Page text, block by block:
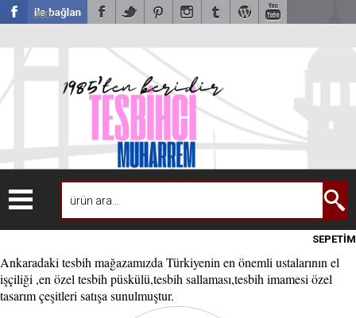
USD
SEPETİM
Ankaradaki tesbih mağazamızda Türkiyenin en önemli ustalarının el
işçiliği ,en özel tesbih püskülü,tesbih sallaması,tesbih imamesi özel
tasarım çeşitleri satışa sunulmuştur.